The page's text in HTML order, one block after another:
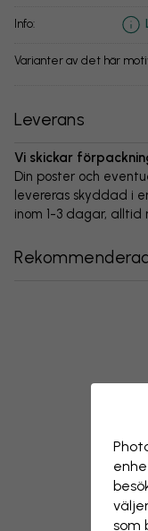
info:
Varianter av det här
Leverans
Vi skickar
Din poster och
levereras skyddad i
inom 1-3 dagar,
som